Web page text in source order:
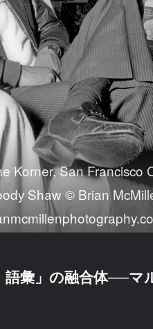
Korner, San Francisco
Shaw © Brian
彙」の融合体──